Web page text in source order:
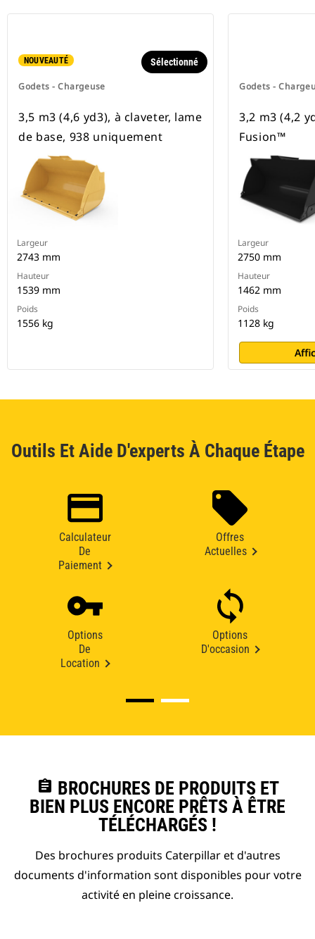
NOUVEAUTÉ
Godets - Chargeuse
Sélectionné
3,5 m3 (4,6 yd3), à claveter, lame
de base, 938 uniquement
Largeur
2743 mm
Hauteur
1539 mm
Poids
1556 kg
Godets -
3,2 m3 (4,2
Fusion™
Largeur
2750 mm
Hauteur
1462 mm
Poids
1128 kg
Outils Et Aide D'experts À Chaque Étape
Calculateur
De
Paiement
Offres
Actuelles
Options
De
Location
Options
D'occasion
assignment BROCHURES DE PRODUITS ET
BIEN PLUS ENCORE PRÊTS À ÊTRE
TÉLÉCHARGÉS !
Des brochures produits Caterpillar et d'autres
documents d'information sont disponibles pour votre
activité en pleine croissance.